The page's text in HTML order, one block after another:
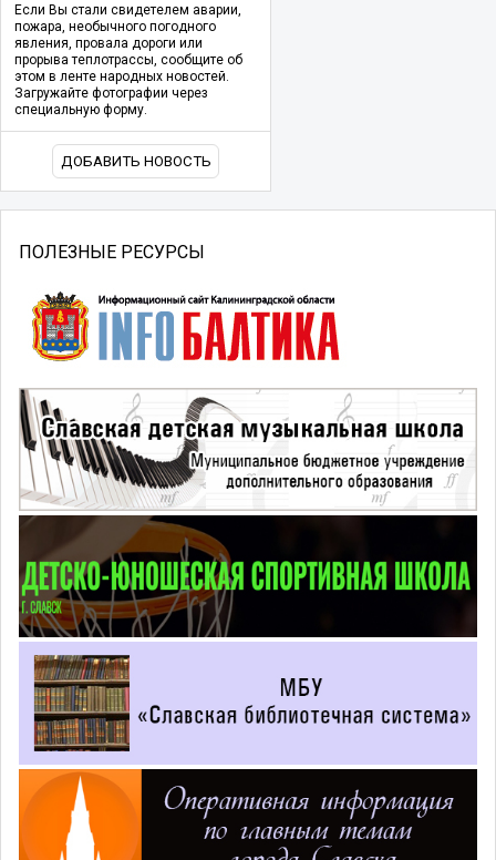
Если Вы стали свидетелем аварии,
пожара, необычного погодного
явления, провала дороги или
прорыва теплотрассы, сообщите об
этом в ленте народных новостей.
Загружайте фотографии через
специальную форму.
ДОБАВИТЬ НОВОСТЬ
ПОЛЕЗНЫЕ РЕСУРСЫ